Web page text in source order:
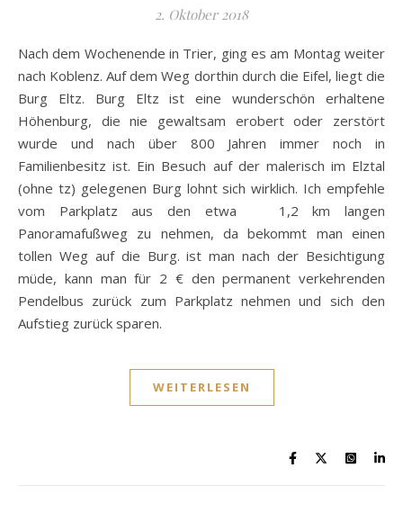
2. Oktober 2018
Nach dem Wochenende in Trier, ging es am Montag weiter
nach Koblenz. Auf dem Weg dorthin durch die Eifel, liegt die
Burg Eltz. Burg Eltz ist eine wunderschön erhaltene
Höhenburg, die nie gewaltsam erobert oder zerstört
wurde und nach über 800 Jahren immer noch in
Familienbesitz ist. Ein Besuch auf der malerisch im Elztal
(ohne tz) gelegenen Burg lohnt sich wirklich. Ich empfehle
vom Parkplatz aus den etwa 1,2 km langen
Panoramafußweg zu nehmen, da bekommt man einen
tollen Weg auf die Burg. ist man nach der Besichtigung
müde, kann man für 2 € den permanent verkehrenden
Pendelbus zurück zum Parkplatz nehmen und sich den
Aufstieg zurück sparen.
WEITERLESEN